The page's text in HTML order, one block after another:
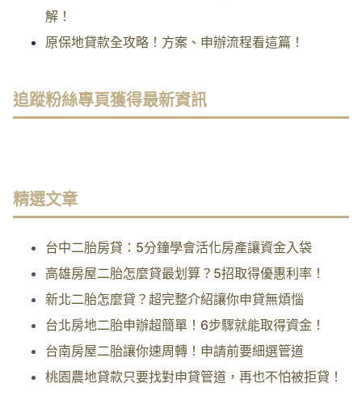
解！
原保地貸款全攻略！方案、申辦流程看這篇！
追蹤粉絲專頁獲得最新資訊
精選文章
台中二胎房貸：5分鐘學會活化房產讓資金入袋
高雄房屋二胎怎麼貸最划算？5招取得優惠利率！
新北二胎怎麼貸？超完整介紹讓你申貸無煩惱
台北房地二胎申辦超簡單！6步驟就能取得資金！
台南房屋二胎讓你速周轉！申請前要細選管道
桃園農地貸款只要找對申貸管道，再也不怕被拒貸！